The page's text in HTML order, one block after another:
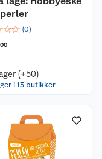
☆☆ (0)
00
(+50)
i 13 butikker